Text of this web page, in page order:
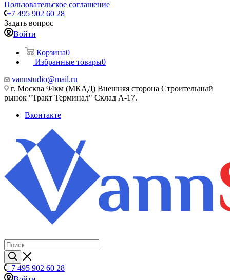
Пользовательское соглашение
+7 495 902 60 28
Задать вопрос
Войти
Корзина0
Избранные товары0
vannstudio@mail.ru
г. Москва 94км (МКАД) Внешняя сторона Строительный
рынок "Тракт Терминал" Склад А-17.
Вконтакте
+7 495 902 60 28